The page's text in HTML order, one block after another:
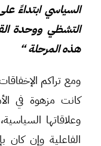
السياسي ابتداءً
التشظي ووحدة
هذه المرحلة “
ومع تراكم
كانت مزهوة في
وعلاقاتها
الفاعلية وإن كان